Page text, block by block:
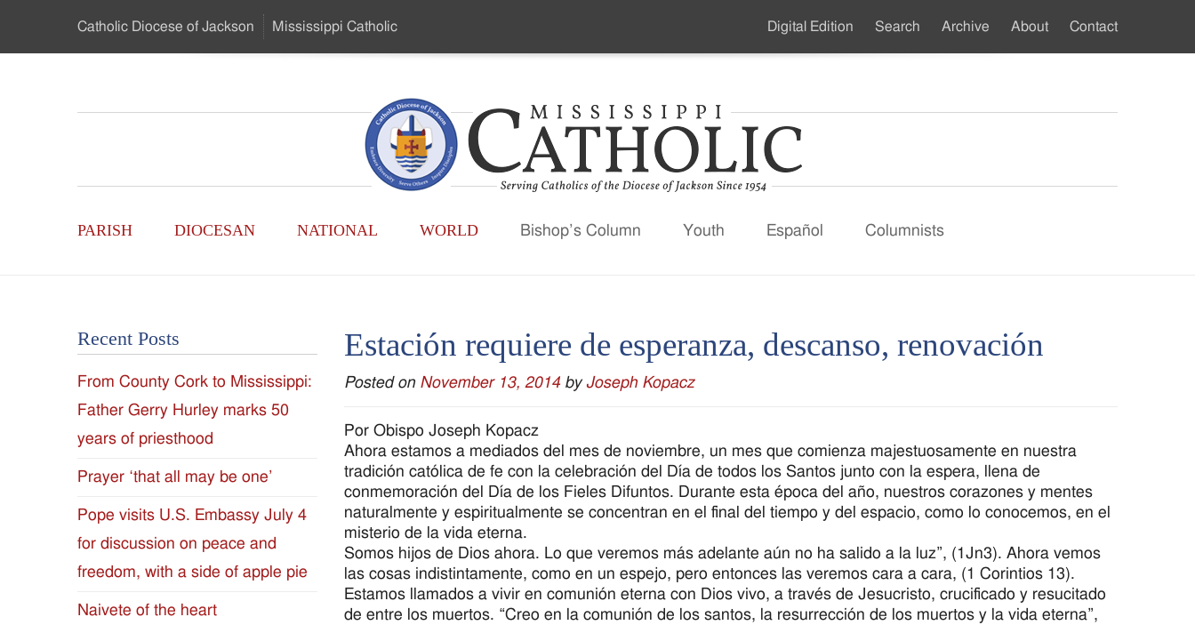
…
Catholic Diocese of Jackson Mississippi Catholic
Catholic
-
of
the
Diocese
of
Jackson
Since
1954
Main
PARISH DIOCESAN NATIONAL WORLD Bishop’s Column Youth Español Columnists
Secondary
Digital Edition Search Archive About Contact
Estación requiere de esperanza, descanso, renovación
Posted on November 13, 2014 byJoseph Kopacz
Por Obispo Joseph Kopacz
Ahora estamos a mediados del mes de noviembre, un mes que comienza majestuosamente en nuestra
tradición católica de fe con la celebración del Día de todos los Santos junto con la espera, llena de
conmemoración del Día de los Fieles Difuntos. Durante esta época del año, nuestros corazones y mentes
naturalmente y espiritualmente se concentran en el final del tiempo y del espacio, como lo conocemos, en el
misterio de la vida eterna.
Somos hijos de Dios ahora. Lo que veremos más adelante aún no ha salido a la luz”, (1Jn3). Ahora vemos
las cosas indistintamente, como en un espejo, pero entonces las veremos cara a cara, (1 Corintios 13).
Estamos llamados a vivir en comunión eterna con Dios vivo, a través de Jesucristo, crucificado y resucitado
de entre los muertos. “Creo en la comunión de los santos, la resurrección de los muertos y la vida eterna”,
Recent Posts
From County Cork to Mississippi:
Father Gerry Hurley marks 50
years of priesthood
Prayer ‘that all may be one’
Pope visits U.S. Embassy July 4
for discussion on peace and
freedom, with a side of apple pie
Naivete of the heart